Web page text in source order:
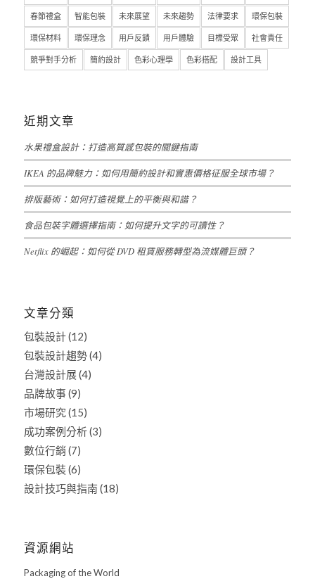
春節禮盒 智能包裝 未來展望 未來趨勢 法律要求 環保包裝
環保材料 環保理念 用戶反饋 用戶體驗 目標受眾 社會責任
競爭對手分析 簡約設計 色彩心理學 色彩搭配 設計工具
近期文章
水果禮盒設計：打造高質感包裝的關鍵指南
IKEA 的品牌魅力：如何用簡約設計和實惠價格征服全球市場？
排版藝術：如何打造視覺上的平衡與和諧？
食品包裝字體選擇指南：如何提升文字的可讀性？
Netflix 的崛起：如何從 DVD 租賃服務轉型為流媒體巨頭？
文章分類
包裝設計(12)
包裝設計趨勢(4)
台灣設計展(4)
品牌故事(9)
市場研究(15)
成功案例分析(3)
數位行銷 (7)
環保包裝(6)
設計技巧與指南 (18)
資源網站
Packaging of the World